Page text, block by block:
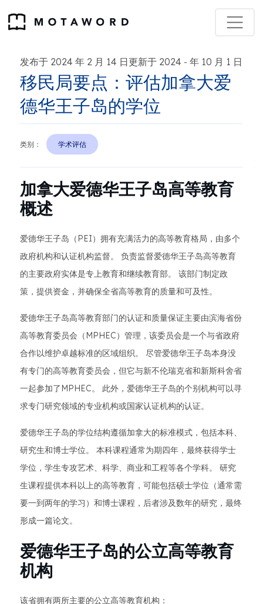
发布于 2024 年 2 月 14 日更新于 2024 - 年 10 月 1 日
移民局要点：评估加拿大爱
德华王子岛的学位
类别： 学术评估
加拿大爱德华王子岛高等教育
概述
爱德华王子岛（PEI）拥有充满活力的高等教育格局，由多个
政府机构和认证机构监督。 负责监督爱德华王子岛高等教育
的主要政府实体是专上教育和继续教育部。 该部门制定政
策，提供资金，并确保全省高等教育的质量和可及性。
爱德华王子岛高等教育部门的认证和质量保证主要由滨海省份
高等教育委员会（MPHEC）管理，该委员会是一个与省政府
合作以维护卓越标准的区域组织。 尽管爱德华王子岛本身没
有专门的高等教育委员会，但它与新不伦瑞克省和新斯科舍省
一起参加了MPHEC。 此外，爱德华王子岛的个别机构可以寻
求专门研究领域的专业机构或国家认证机构的认证。
爱德华王子岛的学位结构遵循加拿大的标准模式，包括本科、
研究生和博士学位。 本科课程通常为期四年，最终获得学士
学位，学生专攻艺术、科学、商业和工程等各个学科。 研究
生课程提供本科以上的高等教育，可能包括硕士学位（通常需
要一到两年的学习）和博士课程，后者涉及数年的研究，最终
形成一篇论文。
爱德华王子岛的公立高等教育
机构
该省拥有两所主要的公立高等教育机构：